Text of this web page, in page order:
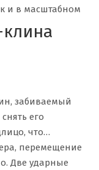
и в масштабном
забиваемый
его
что
перемещение
Две ударные